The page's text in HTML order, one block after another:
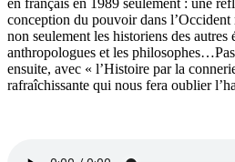
conception du pouvoir dans
non seulement les historiens des autres
anthropologues et les
ensuite, avec « l’Histoire par la
rafraîchissante qui nous fera oublier